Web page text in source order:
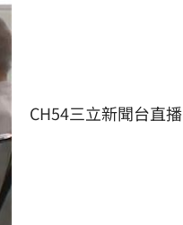
CH54三立新聞台直播